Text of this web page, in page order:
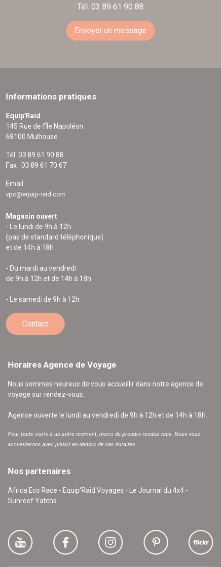
Tél. 03 89 61 90 88
Envoyer un message
Informations pratiques
Equip'Raid
145 Rue de l'Île Napoléon
68100 Mulhouse
Tél. 03 89 61 90 88
Fax : 03 89 61 70 67
Email
vpc@equip-raid.com
Magasin ouvert
- Le lundi de 9h à 12h
(pas de standard téléphonique)
et de 14h à 18h
- Du mardi au vendredi
de 9h à 12h et de 14h à 18h
- Le samedi de 9h à 12h
Contact
Horaires Agence de Voyage
Nous sommes heureux de vous accueillir dans notre agence de
voyage sur rendez-vous.
Agence ouverte le lundi au vendredi de 9h à 12h et de 14h à 18h.
Pour toute visite à un autre moment, merci de prendre rendez-vous. Nous vous
accueillerons avec plaisir en dehors de ces horaires.
Nos partenaires
Africa Eco Race - Equip'Raid Voyages - Le Journal du 4x4 -
Sunreef Yatchs